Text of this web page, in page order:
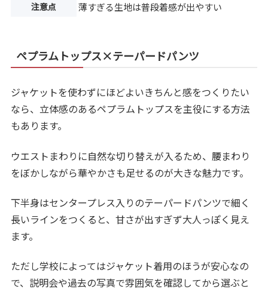
注意点 薄すぎる生地は普段着感が出やすい
ペプラムトップス×テーパードパンツ
ジャケットを使わずにほどよいきちんと感をつくりたい
なら、立体感のあるペプラムトップスを主役にする方法
もあります。
ウエストまわりに自然な切り替えが入るため、腰まわり
をぼかしながら華やかさも足せるのが大きな魅力です。
下半身はセンタープレス入りのテーパードパンツで細く
長いラインをつくると、甘さが出すぎず大人っぽく見え
ます。
ただし学校によってはジャケット着用のほうが安心なの
で、説明会や過去の写真で雰囲気を確認してから選ぶと